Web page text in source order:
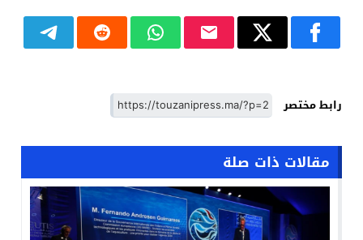
رابط مختصر
مقالات ذات صلة